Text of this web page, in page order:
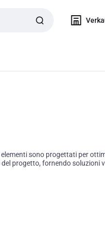
sono progettati per
progetto, fornendo soluzioni